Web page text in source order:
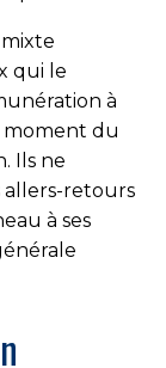
qui le
à
moment du
Ils ne
retours
à ses